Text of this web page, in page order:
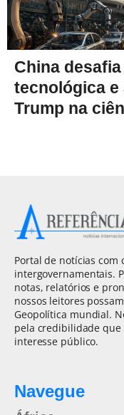
China
tecnológica
Trump na
Portal de notícias com
intergovernamentais.
notas, relatórios e
nossos leitores
Geopolítica mundial.
pela credibilidade
interesse público.
Navegue